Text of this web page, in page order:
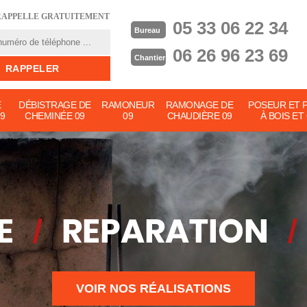
GRATUITEMENT
Bureau 05 33 06 22 34
Chantier 06 26 96 23 69
DÉBISTRAGE DE
CHEMINÉE 09
RAMONEUR
09
RAMONAGE DE
CHAUDIÈRE 09
POSEUR ET
À BOIS ET
VOIR NOS RÉALISATIONS